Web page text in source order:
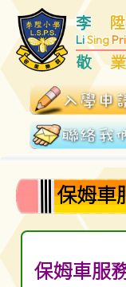
李 陞
LiSing
敬 業
保姆車
保姆車服